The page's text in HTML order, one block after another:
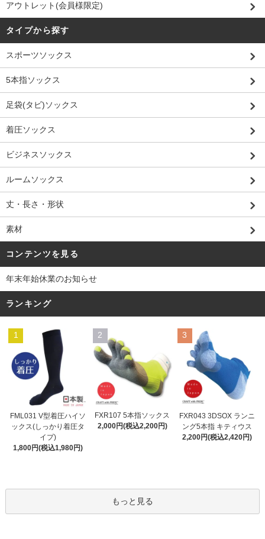
アウトレット(会員様限定)
タイプから探す
スポーツソックス
5本指ソックス
足袋(タビ)ソックス
着圧ソックス
ビジネスソックス
ルームソックス
丈・長さ・形状
素材
コンテンツを見る
年末年始休業のお知らせ
ランキング
1
FML031 V型着圧ハイソ
ックス(しっかり着圧タ
イプ)
1,800円(税込1,980円)
2
FXR107 5本指ソックス
2,000円(税込2,200円)
3
FXR043 3DSOX ランニ
ング5本指 キティウス
2,200円(税込2,420円)
もっと見る